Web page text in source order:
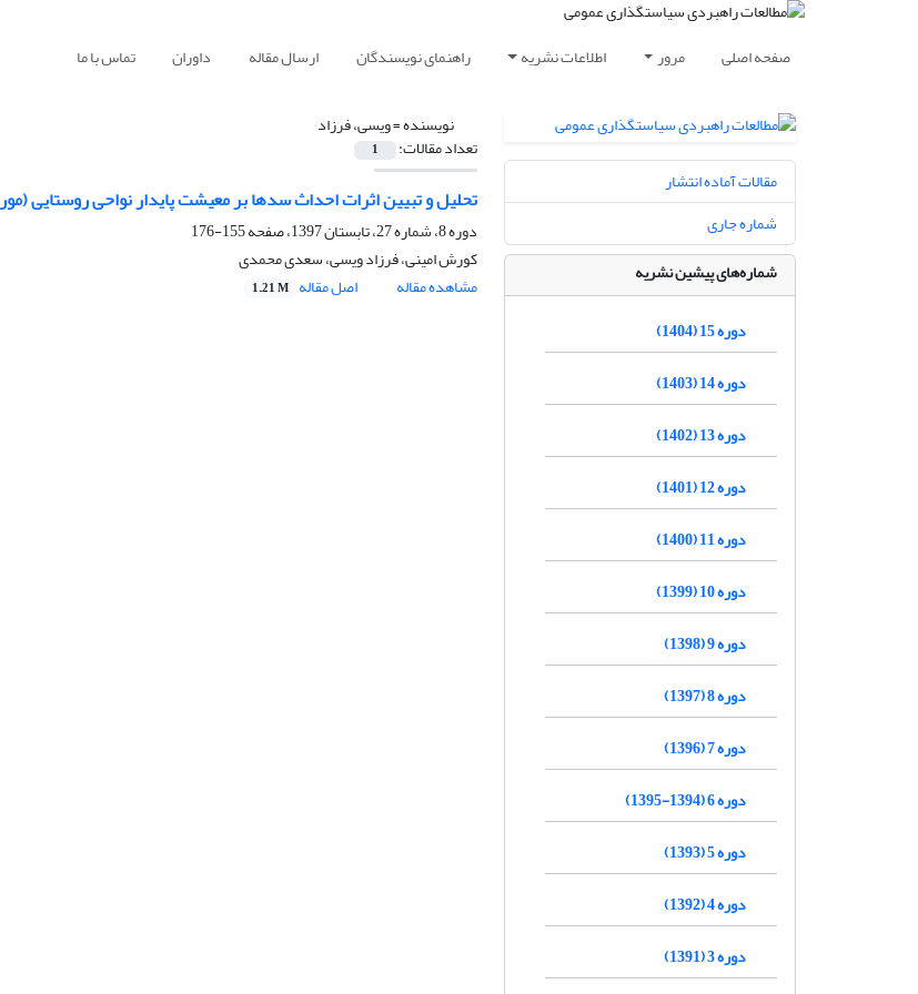
صفحه اصلی مرور اطلاعات نشریه راهنمای نویسندگان ارسال مقاله داوران تماس با ما
نویسنده =ویسی، فرزاد
تعداد مقالات: 1
تحلیل و تبیین اثرات احداث سدها بر معیشت پایدار نواحی روستایی
دوره 8، شماره 27، تابستان 1397، صفحه
155-176
کورش امینی، فرزاد ویسی، سعدی محمدی
مشاهده مقاله
اصل مقاله 1.21 M
مقالات آماده انتشار
شماره جاری
شماره‌های پیشین نشریه
دوره 15 (1404)
دوره 14 (1403)
دوره 13 (1402)
دوره 12 (1401)
دوره 11 (1400)
دوره 10 (1399)
دوره 9 (1398)
دوره 8 (1397)
دوره 7 (1396)
دوره 6 (1394-1395)
دوره 5 (1393)
دوره 4 (1392)
دوره 3 (1391)